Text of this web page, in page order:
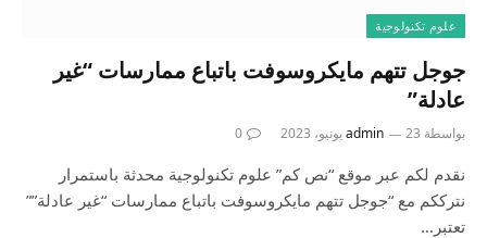
علوم تكنولوجية
جوجل تتهم مايكروسوفت باتباع ممارسات “غير
عادلة”
بواسطة admin 23 يونيو، 2023 0
نقدم لكم عبر موقع “نص كم” علوم تكنولوجية محدثة باستمرار
نترككم مع “جوجل تتهم مايكروسوفت باتباع ممارسات “غير عادلة””
تعتبر…